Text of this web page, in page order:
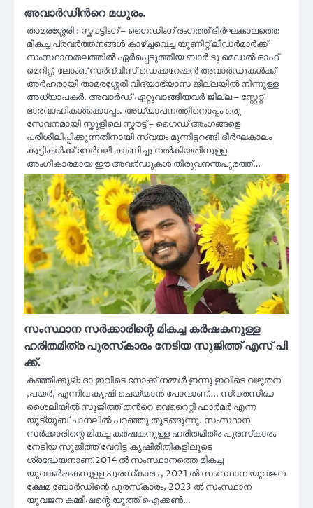
അവാര്‍ഡിന്‍റെ മധുരം.
താമരശ്ശേരി : സ്കൗട്ടിംഗ് – ഗൈഡിംഗ് രംഗത്ത് ദീര്‍ഘകാലത്തെ
മികച്ച പ്രവര്‍ത്തനങ്ങള്‍ കാഴ്ച്ചവെച്ച യൂണിറ്റ് ലീഡര്‍മാര്‍ക്ക്
സംസ്ഥാനതലത്തില്‍ ഏര്‍പ്പെടുത്തിയ ബാര്‍ ടു മെഡല്‍ ഓഫ്
മെറിറ്റ്, ലോംങ് സര്‍വ്വീസ് ഡെക്കറേഷന്‍ അവാര്‍ഡുകള്‍ക്ക്
അര്‍ഹരായി താമരശ്ശേരി വിദ്യാഭ്യാസ ജില്ലയില്‍ നിന്നുള്ള
അധ്യാപകര്‍. അവാര്‍ഡ് ഏറ്റുവാങ്ങിയവര്‍ ജില്ല – സ്റ്റേറ്റ്
ഭാരവാഹികള്‍ക്കൊപ്പം. അധ്യാപനത്തിനൊപ്പം ഒരു
സേവനമായി സ്കൂളിലെ സ്കൗട്ട് – ഗൈഡ് അംഗങ്ങളെ
പരിശീലിപ്പിക്കുന്നതിനായി സ്വയം മുന്നിട്ടറങ്ങി ദീര്‍ഘകാലം
കുട്ടികള്‍ക്ക് നേര്‍വഴി കാണിച്ചു നല്‍കിയതിനുള്ള
അംഗീകാരമായ ഈ അവര്‍ഡുകള്‍ തിരുവനന്തപുരത്ത്…
സംസ്ഥാന സർക്കാരിന്റെ മികച്ച കർഷകനുള്ള
ഹരിതമിത്ര പുരസ്‌കാരം നേടിയ സുജിത്ത് എസ് പി
ക്ക്.
കഞ്ഞിക്കുഴി: ദാ ഇവിടെ നോക്ക് നമ്മൾ ഇന്നു ഇവിടെ വഴുതന
,പയർ, എന്നിവ കൃഷി ചെയ്യാൻ പോവാണ്…. സ്വതസിദ്ധ
ശൈലിയിൽ സുജിത്ത് തൻറെ വെറൈറ്റി ഫാർമർ എന്ന
യൂട്യൂബ് ചാനലിൽ പറഞ്ഞു തുടങ്ങുന്നു. സംസ്ഥാന
സർക്കാരിന്റെ മികച്ച കർഷകനുള്ള ഹരിതമിത്ര പുരസ്‌കാരം
നേടിയ സുജിത്ത്‌ വേറിട്ട കൃഷിരീതികളിലൂടെ
ശ്രദ്ധേയനാണ്‌.2014 ല്‍ സംസ്ഥാനത്തെ മികച്ച
യുവകര്‍ഷകനുളള പുരസ്‌കാരം , 2021 ല്‍ സംസ്ഥാന യുവജന
ക്ഷേമ ബോര്‍ഡിന്റെ പുരസ്‌കാരം, 2023 ല്‍ സംസ്ഥാന
യുവജന കമ്മീഷന്റെ യൂത്ത് ഐക്കണ്‍…